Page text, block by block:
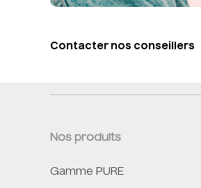
Contacter nos conseillers
Nos produits
Gamme PURE